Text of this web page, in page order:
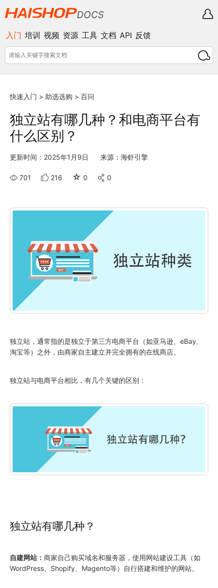
DOCS
入门 培训 视频 资源 工具 文档 API 反馈
快速入门 > 助选选购 > 百问
独立站有哪几种？和电商平台有
什么区别？
更新时间：2025年1月9日 来源：海虾引擎
701 216 ☆ 0 0
独立站，通常指的是独立于第三方电商平台（如亚马逊、eBay、
淘宝等）之外，由商家自主建立并完全拥有的在线商店。
独立站与电商平台相比，有几个关键的区别：
独立站有哪几种？
自建网站： 商家自己购买域名和服务器，使用网站建设工具（如
WordPress、Shopify、Magento等）自行搭建和维护的网站。